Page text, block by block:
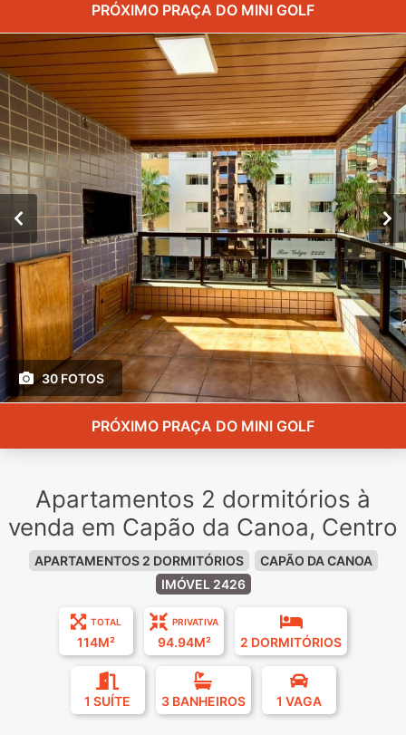
PRÓXIMO PRAÇA DO MINI GOLF
30 FOTOS
PRÓXIMO PRAÇA DO MINI GOLF
Apartamentos 2 dormitórios à
venda em Capão da Canoa, Centro
APARTAMENTOS 2 DORMITÓRIOS
CAPÃO DA CANOA
IMÓVEL 2426
TOTAL
114M²
PRIVATIVA
94.94M² 2 DORMITÓRIOS
1 SUÍTE 3 BANHEIROS 1 VAGA